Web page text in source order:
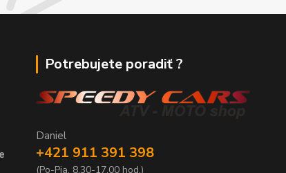
Potrebujete poradiť ?
Daniel
+421 911 391 398
(Po-Pia, 8.30-17.00 hod.)